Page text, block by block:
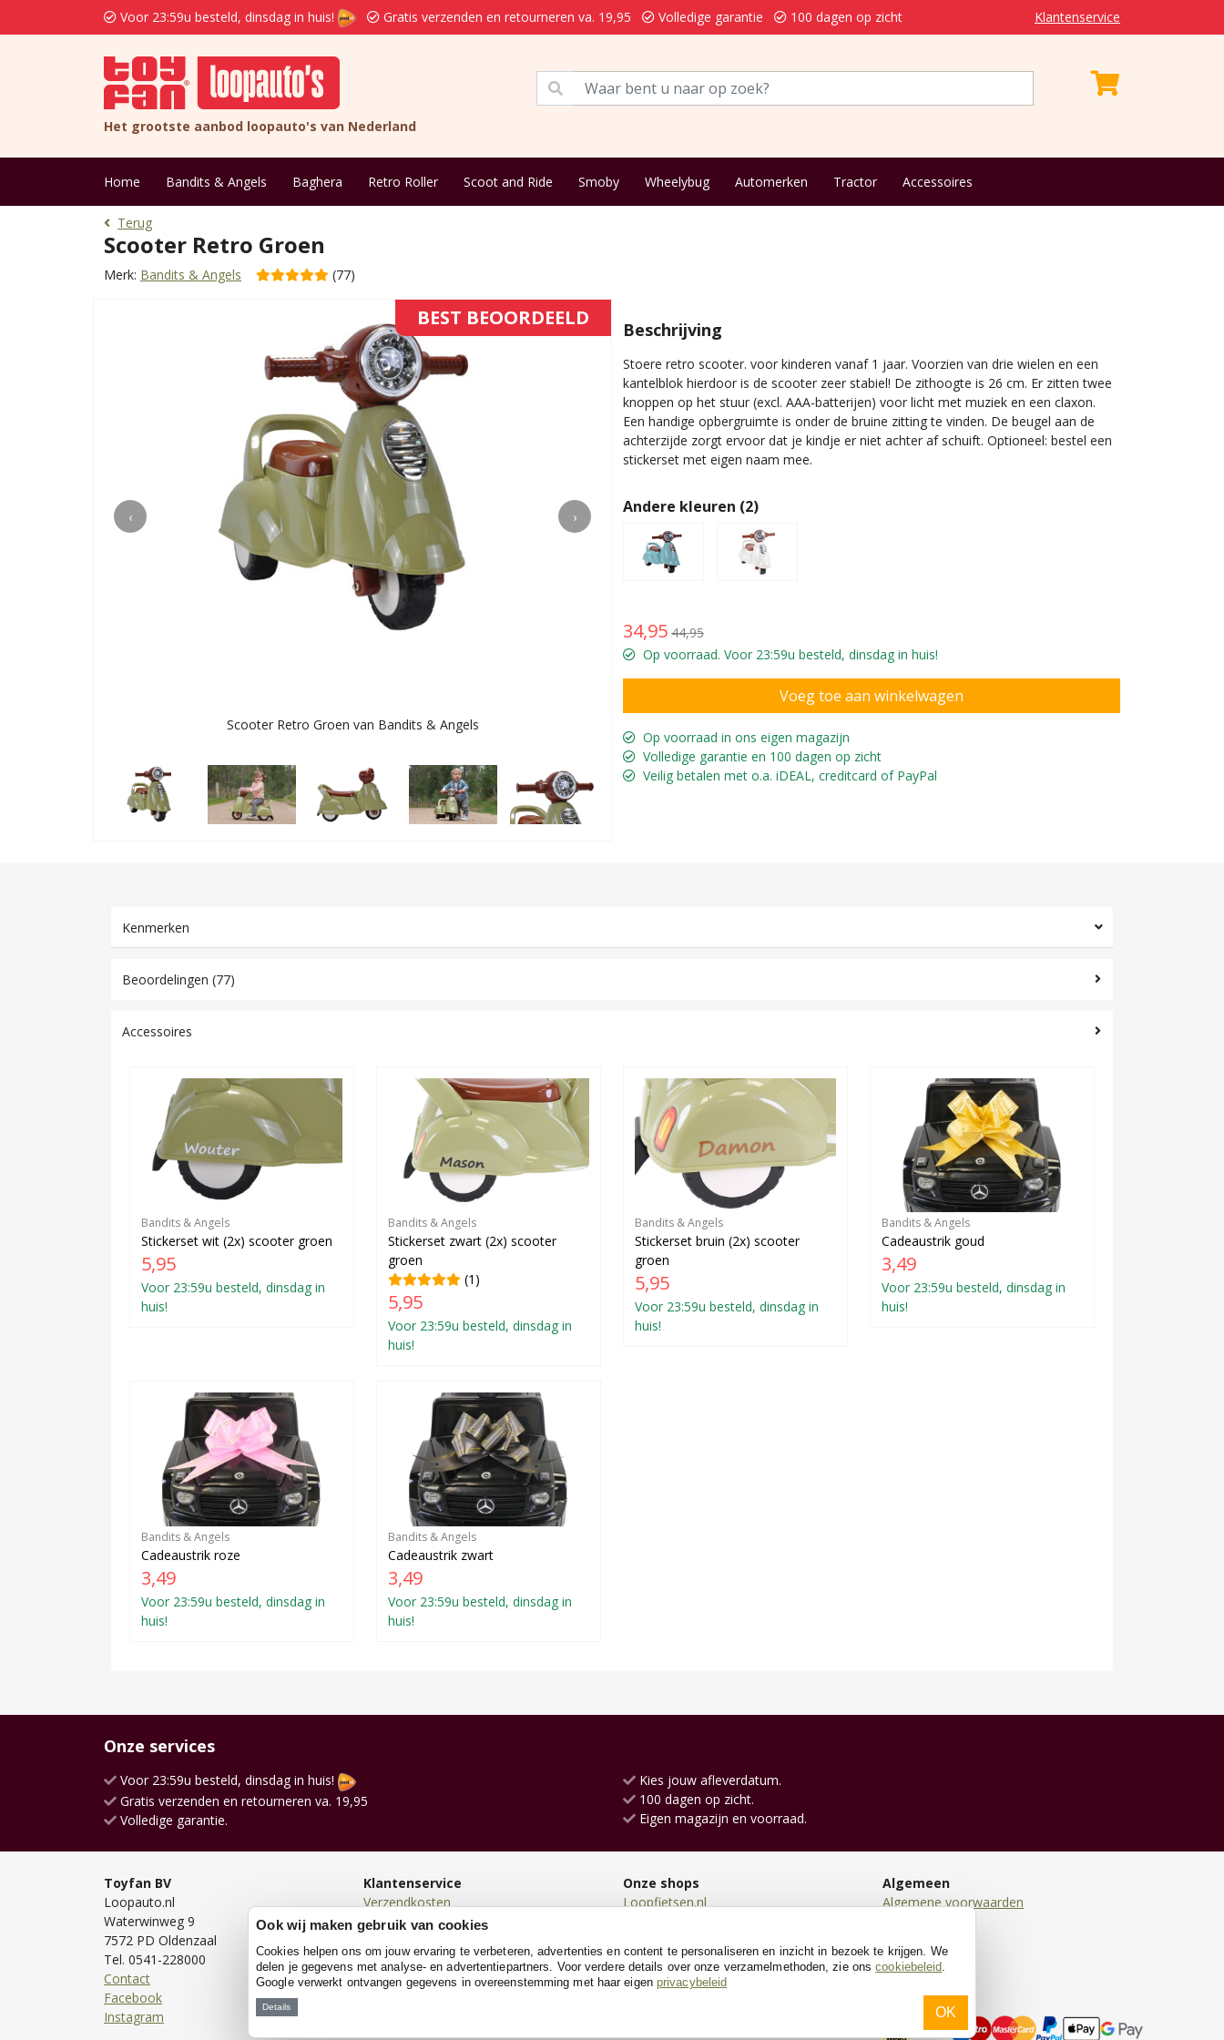
Voor 23:59u besteld, dinsdag in huis! Gratis verzenden en retourneren va. 19,95 Volledige garantie 100 dagen op zicht Klantenservice
Het grootste aanbod loopauto's van Nederland
Home Bandits & Angels Baghera Retro Roller Scoot and Ride Smoby Wheelybug Automerken Tractor Accessoires
Terug
Scooter Retro Groen
Merk: Bandits & Angels (77)
BEST BEOORDEELD
‹ ›
Scooter Retro Groen van Bandits & Angels
Beschrijving
Stoere retro scooter. voor kinderen vanaf 1 jaar. Voorzien van drie wielen en een
kantelblok hierdoor is de scooter zeer stabiel! De zithoogte is 26 cm. Er zitten twee
knoppen op het stuur (excl. AAA-batterijen) voor licht met muziek en een claxon.
Een handige opbergruimte is onder de bruine zitting te vinden. De beugel aan de
achterzijde zorgt ervoor dat je kindje er niet achter af schuift. Optioneel: bestel een
stickerset met eigen naam mee.
Andere kleuren (2)
34,95 44,95
Op voorraad. Voor 23:59u besteld, dinsdag in huis!
Op voorraad in ons eigen magazijn
Volledige garantie en 100 dagen op zicht
Veilig betalen met o.a. iDEAL, creditcard of PayPal
Kenmerken
Beoordelingen (77)
Accessoires
Bandits & Angels
Stickerset wit (2x) scooter groen
5,95
Voor 23:59u besteld, dinsdag in
huis!
Bandits & Angels
Stickerset zwart (2x) scooter
groen
(1)
5,95
Voor 23:59u besteld, dinsdag in
huis!
Bandits & Angels
Stickerset bruin (2x) scooter
groen
5,95
Voor 23:59u besteld, dinsdag in
huis!
Bandits & Angels
Cadeaustrik goud
3,49
Voor 23:59u besteld, dinsdag in
huis!
Bandits & Angels
Cadeaustrik roze
3,49
Voor 23:59u besteld, dinsdag in
huis!
Bandits & Angels
Cadeaustrik zwart
3,49
Voor 23:59u besteld, dinsdag in
huis!
Onze services
Voor 23:59u besteld, dinsdag in huis!
Gratis verzenden en retourneren va. 19,95
Volledige garantie.
Kies jouw afleverdatum.
100 dagen op zicht.
Eigen magazijn en voorraad.
Toyfan BV
Loopauto.nl
Waterwinweg 9
7572 PD Oldenzaal
Tel. 0541-228000
Contact
Facebook
Instagram
Klantenservice
Verzendkosten
Bezorgen
Betalen
Retourneren
Onze shops
Loopfietsen.nl
SpeeltentXL.nl
Poppenwagen.nl
Algemeen
Algemene voorwaarden
Cookies
Ook wij maken gebruik van cookies
Cookies helpen ons om jouw ervaring te verbeteren, advertenties en content te personaliseren en inzicht in bezoek te krijgen. We
delen je gegevens met analyse- en advertentiepartners. Voor verdere details over onze verzamelmethoden, zie onscookiebeleid
Google verwerkt ontvangen gegevens in overeenstemming met haar eigen privacybeleid
Details OK